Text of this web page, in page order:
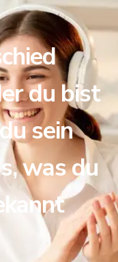
du bist
sein
was du